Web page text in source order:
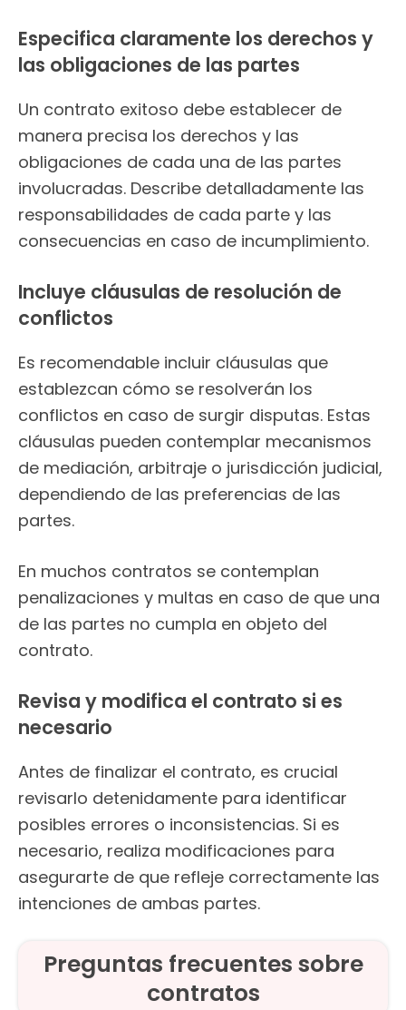
Especifica claramente los derechos y
las obligaciones de las partes
Un contrato exitoso debe establecer de
manera precisa los derechos y las
obligaciones de cada una de las partes
involucradas. Describe detalladamente las
responsabilidades de cada parte y las
consecuencias en caso de incumplimiento.
Incluye cláusulas de resolución de
conflictos
Es recomendable incluir cláusulas que
establezcan cómo se resolverán los
conflictos en caso de surgir disputas. Estas
cláusulas pueden contemplar mecanismos
de mediación, arbitraje o jurisdicción judicial,
dependiendo de las preferencias de las
partes.
En muchos contratos se contemplan
penalizaciones y multas en caso de que una
de las partes no cumpla en objeto del
contrato.
Revisa y modifica el contrato si es
necesario
Antes de finalizar el contrato, es crucial
revisarlo detenidamente para identificar
posibles errores o inconsistencias. Si es
necesario, realiza modificaciones para
asegurarte de que refleje correctamente las
intenciones de ambas partes.
Preguntas frecuentes sobre
contratos